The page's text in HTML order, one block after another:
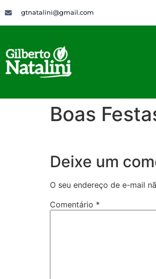
gtnatalini@gmail.com
Boas
Deixe um
O seu endereço de e-mail
Comentário *